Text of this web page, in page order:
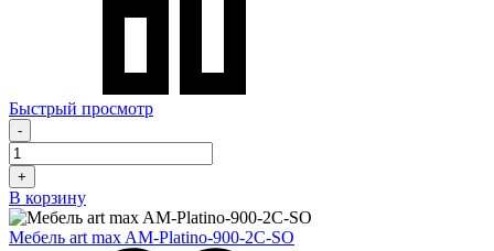
Быстрый просмотр
-
+
В корзину
Мебель art max AM-Platino-900-2C-SO